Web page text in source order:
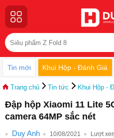
Tin mới Khui Hộp - Đánh Giá
Trang chủ Tin tức Khui Hộp -
Đập hộp Xiaomi 11 Lite
camera 64MP sắc nét
Duy Anh 10/08/2021 Lượt